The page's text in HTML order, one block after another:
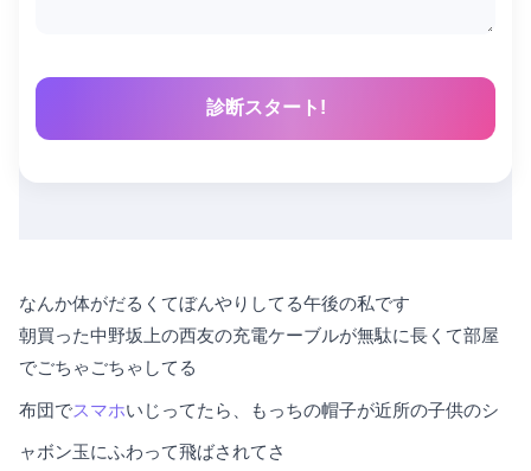
診断スタート!
なんか体がだるくてぼんやりしてる午後の私です
朝買った中野坂上の西友の充電ケーブルが無駄に長くて部屋
でごちゃごちゃしてる
布団でスマホいじってたら、もっちの帽子が近所の子供のシ
ャボン玉にふわって飛ばされてさ